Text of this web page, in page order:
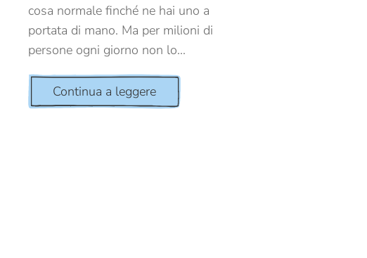
cosa normale finché ne hai uno a
portata di mano. Ma per milioni di
persone ogni giorno non lo...
Continua a leggere